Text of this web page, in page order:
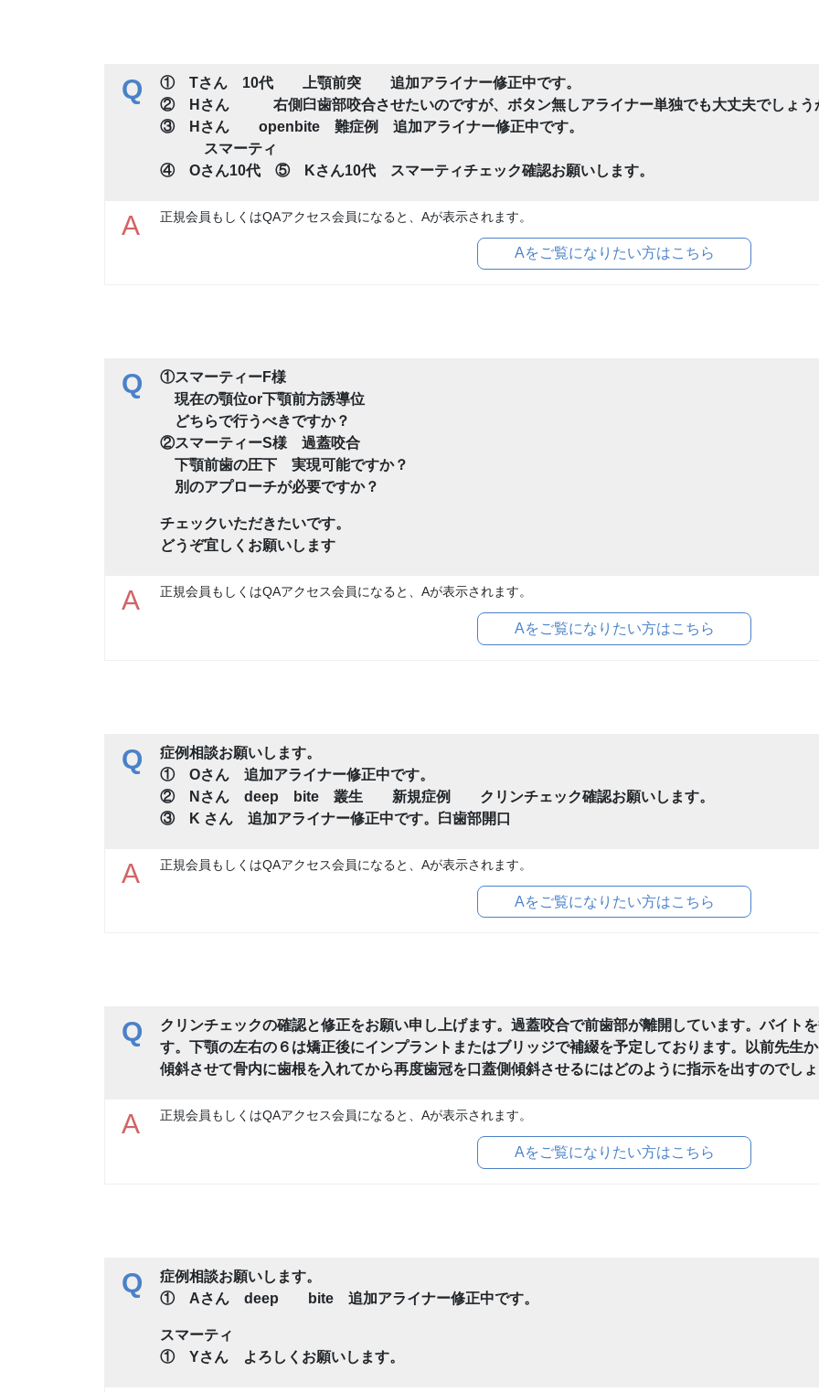
Q
① Tさん 10代 上顎前突 追加アライナー修正中です。
② Hさん 右側臼歯部咬合させたいのですが、ボタン無しアライナー単独でも大丈夫でしょう
③ Hさん openbite 難症例 追加アライナー修正中です。
スマーティ
④ Oさん10代 ⑤ Kさん10代 スマーティチェック確認お願いします。
A 正規会員もしくはQAアクセス会員になると、Aが表示されます。
Aをご覧になりたい方はこちら
Q
①スマーティーF様
現在の顎位or下顎前方誘導位
どちらで行うべきですか？
②スマーティーS様 過蓋咬合
下顎前歯の圧下 実現可能ですか？
別のアプローチが必要ですか？
チェックいただきたいです。
どうぞ宜しくお願いします
A 正規会員もしくはQAアクセス会員になると、Aが表示されます。
Aをご覧になりたい方はこちら
Q
症例相談お願いします。
① Oさん 追加アライナー修正中です。
② Nさん deep bite 叢生 新規症例 クリンチェック確認お願いします。
③ K さん 追加アライナー修正中です。臼歯部開口
A 正規会員もしくはQAアクセス会員になると、Aが表示されます。
Aをご覧になりたい方はこちら
Q
クリンチェックの確認と修正をお願い申し上げます。過蓋咬合で前歯部が離開しています。バイト
す。下顎の左右の６は矯正後にインプラントまたはブリッジで補綴を予定しております。以前先生
傾斜させて骨内に歯根を入れてから再度歯冠を口蓋側傾斜させるにはどのように指示を出すのでし
A 正規会員もしくはQAアクセス会員になると、Aが表示されます。
Aをご覧になりたい方はこちら
Q
症例相談お願いします。
① Aさん deep bite 追加アライナー修正中です。
スマーティ
① Yさん よろしくお願いします。